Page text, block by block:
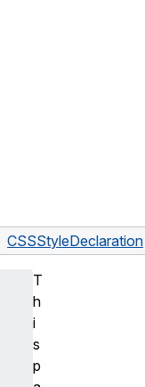
CSSStyleDeclaration
T
h
i
s
p